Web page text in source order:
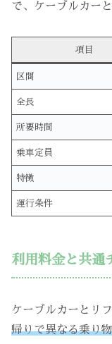
で、ケーブルカー
項目
区間
全長
所要時間
乗車定員
特徴
運行条件
利用料金と共通
ケーブルカーとリ
帰りで異なる乗り